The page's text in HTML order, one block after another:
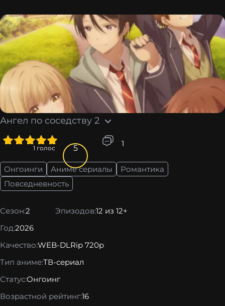
Ангел по соседству 2
1 голос 5 1
Онгоинги Аниме сериалы
Романтика
Повседневность
Сезон:2 Эпизодов:12 из 12+
Год:2026
Качество:WEB-DLRip 720p
Тип аниме:ТВ-сериал
Статус:Онгоинг
Возрастной рейтинг:16